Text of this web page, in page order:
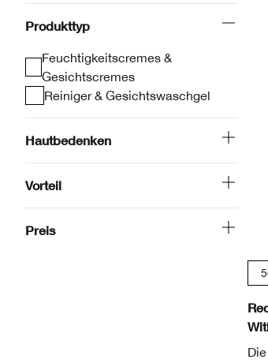
Produkttyp
Feuchtigkeitscremes &
Gesichtscremes
Reiniger & Gesichtswaschgel
Hautbedenken
Vorteil
Preis